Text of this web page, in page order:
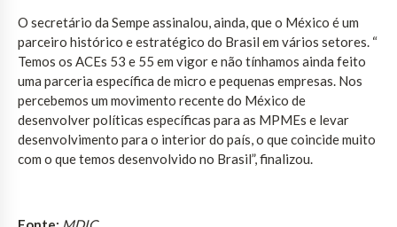
O secretário da Sempe assinalou, ainda, que o México é um
parceiro histórico e estratégico do Brasil em vários setores. “
Temos os ACEs 53 e 55 em vigor e não tínhamos ainda feito
uma parceria específica de micro e pequenas empresas. Nos
percebemos um movimento recente do México de
desenvolver políticas específicas para as MPMEs e levar
desenvolvimento para o interior do país, o que coincide muito
com o que temos desenvolvido no Brasil”, finalizou.